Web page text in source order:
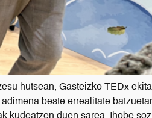
hutsean, Gasteizko TEDx
beste errealitate